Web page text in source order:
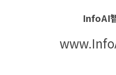
InfoAI